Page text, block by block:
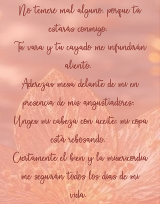
No temeré mal alguno, porque tú
estarás conmigo.
Tu vara y tu cayado me infundirán
aliento.
Aderezas mesa delante de mí en
presencia de mis angustiadores;
Unges mi cabeza con aceite; mi copa
está rebosando.
Ciertamente el bien y la misericordia
me seguirán todos los días de mi
vida.